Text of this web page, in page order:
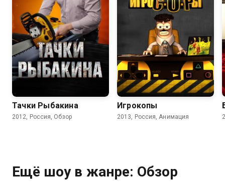
5.5
Тачки Рыбакина
2012, Россия, Обзор
Игрокопы
2013, Россия, Анимация
Ещё шоу в жанре: Обзор